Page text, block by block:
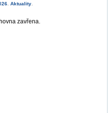
Aktuality
zavřena.